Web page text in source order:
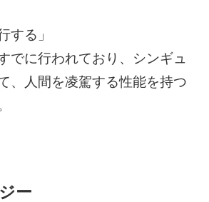
する」
でに行われており、シンギュ
、人間を凌駕する性能を持つ
ー